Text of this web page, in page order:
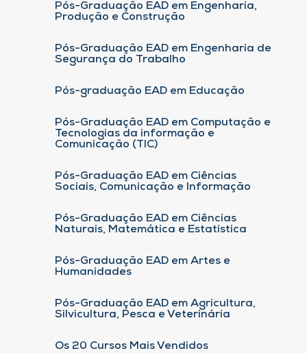
Pós-Graduação EAD em Engenharia,
Produção e Construção
Pós-Graduação EAD em Engenharia de
Segurança do Trabalho
Pós-graduação EAD em Educação
Pós-Graduação EAD em Computação e
Tecnologias da informação e
Comunicação (TIC)
Pós-Graduação EAD em Ciências
Sociais, Comunicação e Informação
Pós-Graduação EAD em Ciências
Naturais, Matemática e Estatística
Pós-Graduação EAD em Artes e
Humanidades
Pós-Graduação EAD em Agricultura,
Silvicultura, Pesca e Veterinária
Os 20 Cursos Mais Vendidos